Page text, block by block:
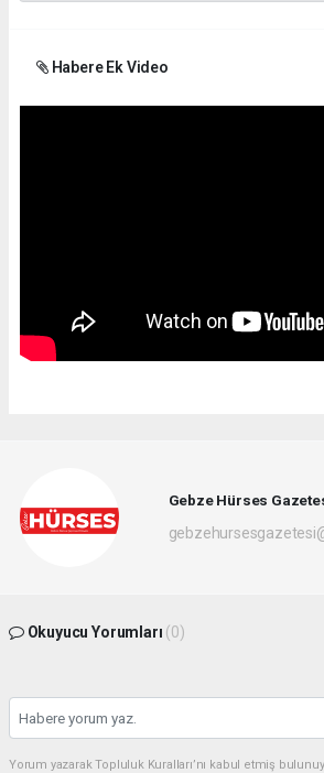
Habere Ek Video
Gebze Hürses
Okuyucu Yorumları (0)
Yorum yazarak Topluluk Kuralları’nı kabul etmiş